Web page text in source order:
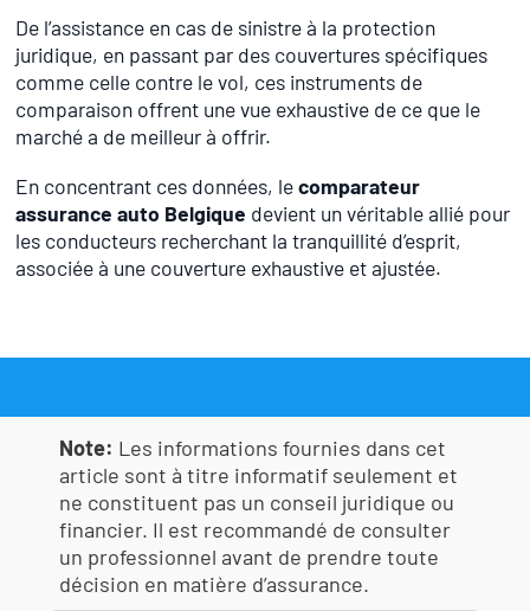
De l’assistance en cas de sinistre à la protection
juridique, en passant par des couvertures spécifiques
comme celle contre le vol, ces instruments de
comparaison offrent une vue exhaustive de ce que le
marché a de meilleur à offrir.
En concentrant ces données, lecomparateur
assurance auto Belgique devient un véritable allié pour
les conducteurs recherchant la tranquillité d’esprit,
associée à une couverture exhaustive et ajustée.
Note: Les informations fournies dans cet
article sont à titre informatif seulement et
ne constituent pas un conseil juridique ou
financier. Il est recommandé de consulter
un professionnel avant de prendre toute
décision en matière d’assurance.